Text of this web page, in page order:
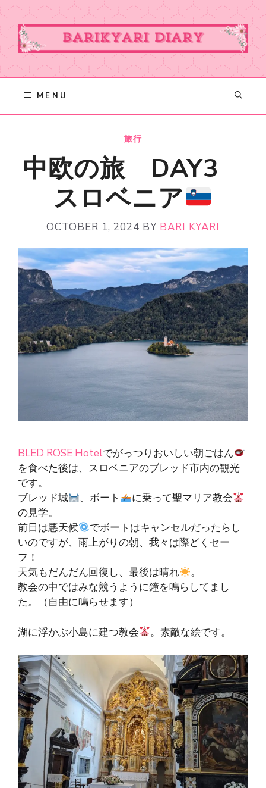
Skip
to
content
MENU
旅行
中欧の旅 DAY3
スロベニア
OCTOBER 1, 2024 BY BARI KYARI
BLED ROSE Hotelでがっつりおいしい朝ごはん
を食べた後は、スロベニアのブレッド市内の観光
です。
ブレッド城
、ボート
に乗って聖マリア教会
の見学。
前日は悪天候
でボートはキャンセルだったらし
いのですが、雨上がりの朝、我々は際どくセー
フ！
天気もだんだん回復し、最後は晴れ
。
教会の中ではみな競うように鐘を鳴らしてまし
た。（自由に鳴らせます）
湖に浮かぶ小島に建つ教会 。素敵な絵です。